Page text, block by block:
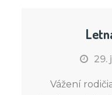
29.
Vážení